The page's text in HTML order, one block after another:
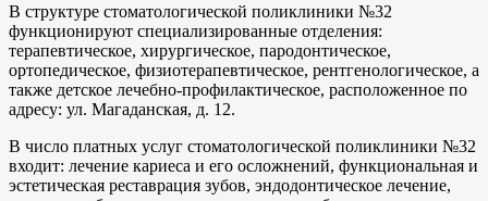
В структуре стоматологической поликлиники №32
функционируют специализированные отделения:
терапевтическое, хирургическое, пародонтическое,
ортопедическое, физиотерапевтическое, рентгенологическое, а
также детское лечебно-профилактическое, расположенное по
адресу: ул. Магаданская, д. 12.
В число платных услуг стоматологической поликлиники №32
входит: лечение кариеса и его осложнений, функциональная и
эстетическая реставрация зубов, эндодонтическое лечение,